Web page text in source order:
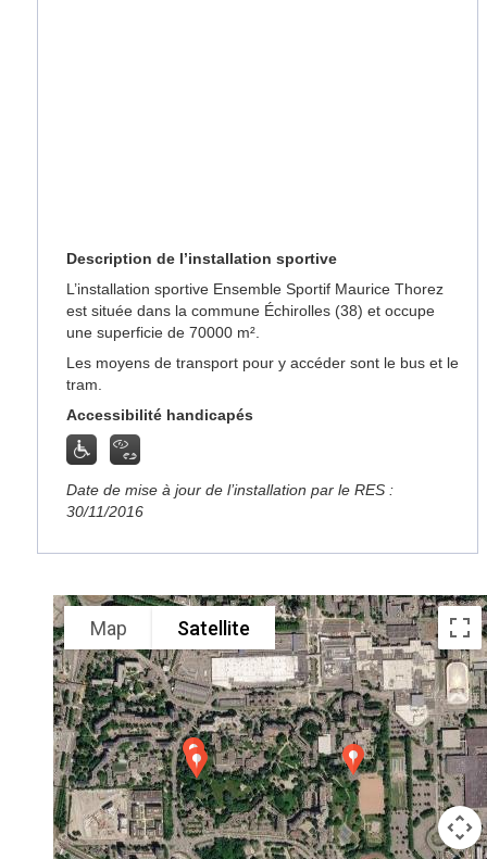
Description de l’installation sportive
L’installation sportive Ensemble Sportif Maurice Thorez
est située dans la commune Échirolles (38) et occupe
une superficie de 70000 m².
Les moyens de transport pour y accéder sont le bus et le
tram.
Accessibilité handicapés
Date de mise à jour de l’installation par le RES :
30/11/2016
Map Satellite